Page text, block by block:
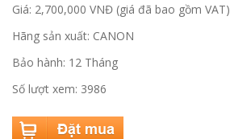
Giá: 2,700,000 VNĐ (giá đã bao gồm VAT)
Hãng sản xuất: CANON
Bảo hành: 12 Tháng
Số lượt xem: 3986